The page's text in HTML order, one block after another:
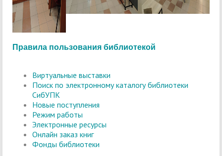
Правила пользования библиотекой
Виртуальные выставки
Поиск по электронному каталогу библиотеки
СибУПК
Новые поступления
Режим работы
Электронные ресурсы
Онлайн заказ книг
Фонды библиотеки